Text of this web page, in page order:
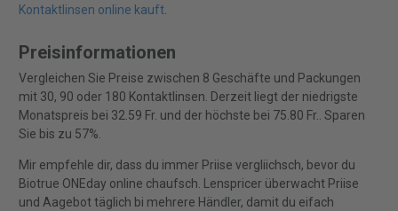
Kontaktlinsen online kauft.
Preisinformationen
Vergleichen Sie Preise zwischen 8 Geschäfte und Packungen
mit 30, 90 oder 180 Kontaktlinsen. Derzeit liegt der niedrigste
Monatspreis bei 32.59 Fr. und der höchste bei 75.80 Fr.. Sparen
Sie bis zu 57%.
Mir empfehle dir, dass du immer Priise vergliichsch, bevor du
Biotrue ONEday online chaufsch. Lenspricer überwacht Priise
und Aagebot täglich bi mehrere Händler, damit du eifach